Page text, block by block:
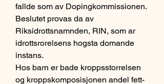
fallde som av Dopingkommissionen.
Beslutet provas da av
Riksidrottsnamnden, RIN, som ar
idrottsrorelsens hogsta domande
instans.
Hos barn er bade kroppsstorrelsen
og kroppskomposisjonen andel fett-